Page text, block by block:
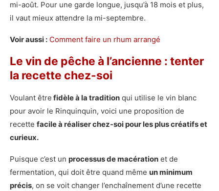
mi-août. Pour une garde longue, jusqu’à 18 mois et plus,
il vaut mieux attendre la mi-septembre.
Voir aussi : Comment faire un rhum arrangé
Le vin de pêche à l’ancienne : tenter
la recette chez-soi
Voulant être fidèle à la tradition qui utilise le vin blanc
pour avoir le Rinquinquin, voici une proposition de
recette facile à réaliser chez-soi pour les plus créatifs et
curieux.
Puisque c’est un processus de macération et de
fermentation, qui doit être quand même un minimum
précis, on se voit changer l’enchaînement d’une recette